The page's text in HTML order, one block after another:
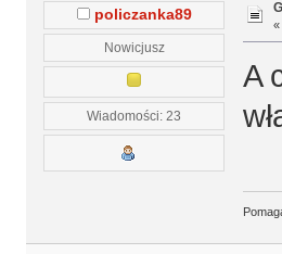
policzanka89
Nowicjusz
Wiadomości: 23
«
A